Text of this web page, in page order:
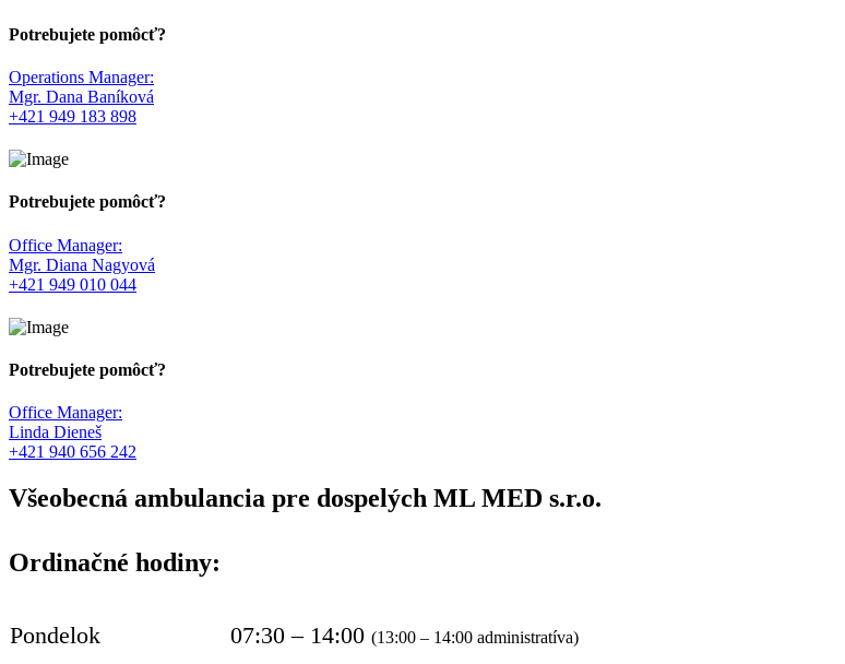
Potrebujete pomôcť?
Operations Manager:
Mgr. Dana Baníková
+421 949 183 898
Potrebujete pomôcť?
Office Manager:
Mgr. Diana Nagyová
+421 949 010 044
Potrebujete pomôcť?
Office Manager:
Linda Dieneš
+421 940 656 242
Všeobecná ambulancia pre dospelých ML MED s.r.o.
Ordinačné hodiny:
Pondelok 07:30 – 14:00 (13:00 – 14:00 administratíva)